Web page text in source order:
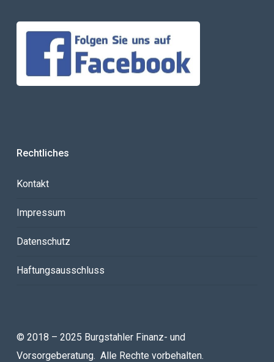
Rechtliches
Kontakt
Impressum
Datenschutz
Haftungsausschluss
© 2018 – 2025 Burgstahler Finanz- und
Vorsorgeberatung. Alle Rechte vorbehalten.